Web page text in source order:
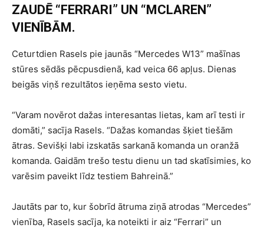
ZAUDĒ “FERRARI” UN “MCLAREN”
VIENĪBĀM.
Ceturtdien Rasels pie jaunās “Mercedes W13” mašīnas
stūres sēdās pēcpusdienā, kad veica 66 apļus. Dienas
beigās viņš rezultātos ieņēma sesto vietu.
“Varam novērot dažas interesantas lietas, kam arī testi ir
domāti,” sacīja Rasels. “Dažas komandas šķiet tiešām
ātras. Sevišķi labi izskatās sarkanā komanda un oranžā
komanda. Gaidām trešo testu dienu un tad skatīsimies, ko
varēsim paveikt līdz testiem Bahreinā.”
Jautāts par to, kur šobrīd ātruma ziņā atrodas “Mercedes”
vienība, Rasels sacīja, ka noteikti ir aiz “Ferrari” un